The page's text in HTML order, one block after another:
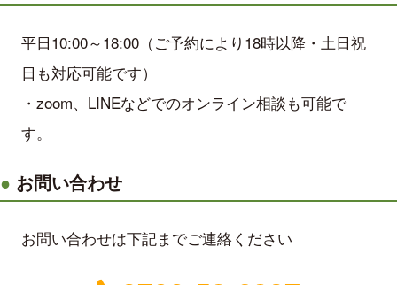
平日10:00～18:00（ご予約により18時以降・土日祝
日も対応可能です）
・zoom、LINEなどでのオンライン相談も可能で
す。
お問い合わせ
お問い合わせは下記までご連絡ください